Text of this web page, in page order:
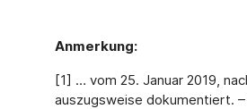
Anmerkung:
[1] … vom 25. Januar 2019,
auszugsweise dokumentiert. –